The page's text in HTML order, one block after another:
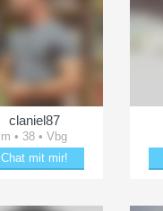
claniel87
m • 38 • Vbg
Chat mit mir!